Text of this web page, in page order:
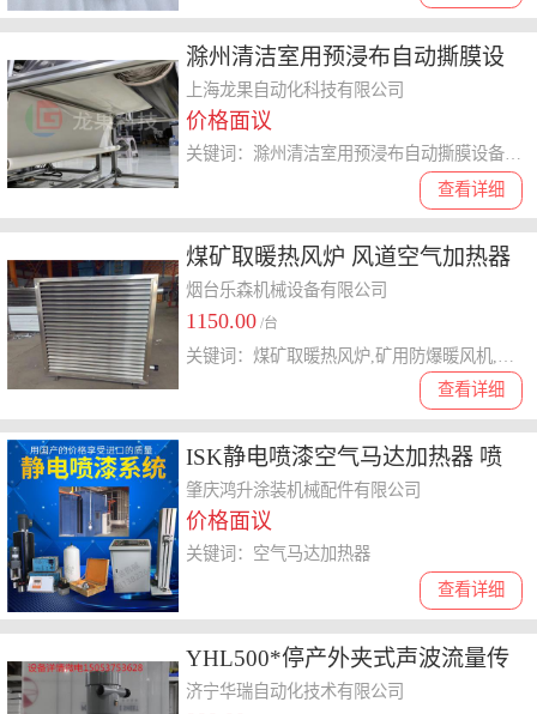
滁州清洁室用预浸布自动撕膜设
备厂家 服务为先 上海龙果自动化
科技供应
上海龙果自动化科技有限公司
价格面议
查看详细
煤矿取暖热风炉 风道空气加热器
壁挂式落地式随心选
烟台乐森机械设备有限公司
1150.00 /台
查看详细
ISK静电喷漆空气马达加热器 喷
房干燥快速升温器 加热器
肇庆鸿升涂装机械配件有限公司
价格面议
查看详细
关键词：空气马达加热器
YHL500*停产外夹式声波流量传
感器防爆型排水泵房管道流量计
济宁华瑞自动化技术有限公司